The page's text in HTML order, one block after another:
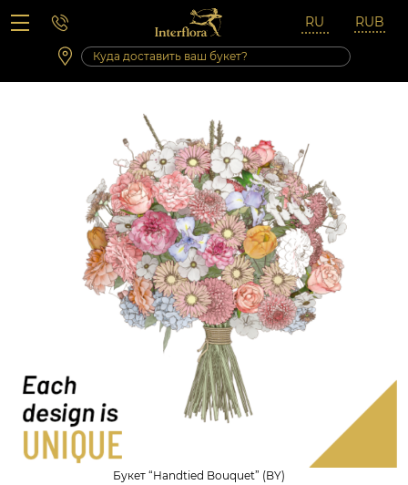
Вопросы-ответы
Сб 10:00 ‐ 14:00
Выходные и праздничные дни
Букет “Handtied Bouquet” (BY)